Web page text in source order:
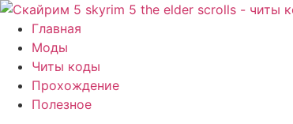
Перейти
содержимому
Главная
Моды
Читы коды
Прохождение
Полезное